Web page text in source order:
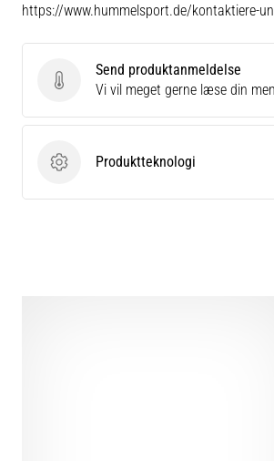
https://www.hummelsport.de/kontaktiere-
Send produktanmeldelse
Send produktanmeldelse
Vi vil meget gerne læse din
Produktteknologi
Produktteknologi